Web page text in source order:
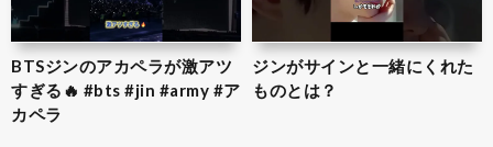
BTSジンのアカペラが激アツ
すぎる🔥 #bts #jin #army #ア
カペラ
ジンがサインと一緒にくれた
ものとは？